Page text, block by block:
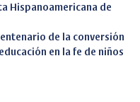
Hispanoamericana de
de la conversión
en la fe de niños